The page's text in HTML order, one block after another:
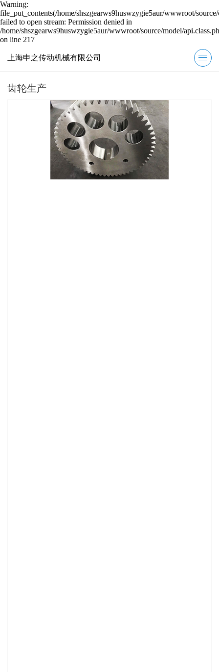
Warning:
file_put_contents(/home/shszgearws9huswzygie5aur/wwwroot/
failed to open stream: Permission denied in
/home/shszgearws9huswzygie5aur/wwwroot/source/model/
on line 217
上海申之传动机械有限公司
齿轮生产